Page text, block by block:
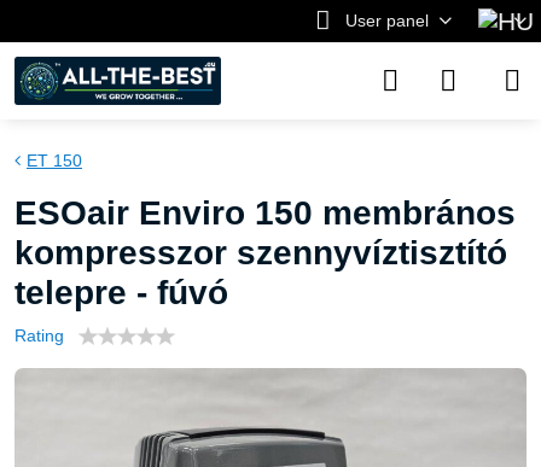
User panel
ET 150
ESOair Enviro 150 membrános
kompresszor szennyvíztisztító
telepre - fúvó
Rating